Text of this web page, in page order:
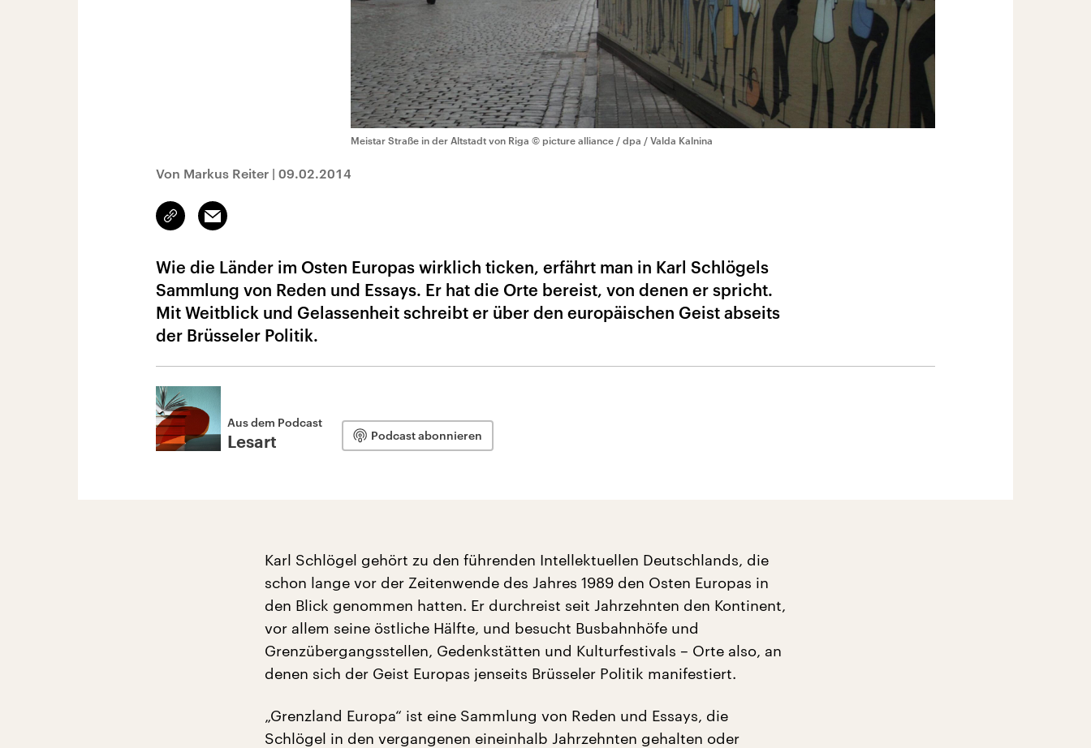
Meistar Straße in der Altstadt von Riga © picture alliance / dpa / Valda Kalnina
Von Markus Reiter | 09.02.2014
Link
kopieren/teilen
Email
Wie die Länder im Osten Europas wirklich ticken, erfährt man in Karl Schlögels
Sammlung von Reden und Essays. Er hat die Orte bereist, von denen er spricht.
Mit Weitblick und Gelassenheit schreibt er über den europäischen Geist abseits
der Brüsseler Politik.
Aus dem Podcast
Lesart Podcast abonnieren
Karl Schlögel gehört zu den führenden Intellektuellen Deutschlands, die
schon lange vor der Zeitenwende des Jahres 1989 den Osten Europas in
den Blick genommen hatten. Er durchreist seit Jahrzehnten den Kontinent,
vor allem seine östliche Hälfte, und besucht Busbahnhöfe und
Grenzübergangsstellen, Gedenkstätten und Kulturfestivals – Orte also, an
denen sich der Geist Europas jenseits Brüsseler Politik manifestiert.
„Grenzland Europa“ ist eine Sammlung von Reden und Essays, die
Schlögel in den vergangenen eineinhalb Jahrzehnten gehalten oder